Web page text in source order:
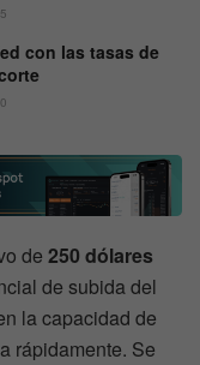
con las tasas de
de 250 dólares
de subida del
la capacidad de
rápidamente. Se